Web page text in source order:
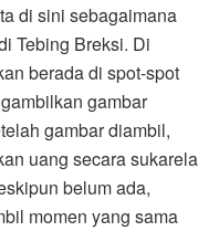
di sini sebagaimana
Tebing Breksi. Di
berada di spot-spot
gambar
gambar diambil,
uang secara sukarela
belum ada,
momen yang sama